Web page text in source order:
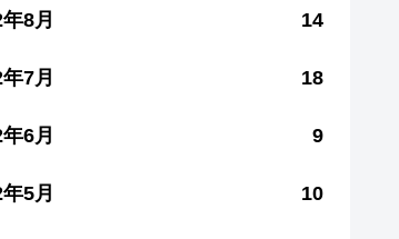
8月 14
7月 18
6月 9
5月 10